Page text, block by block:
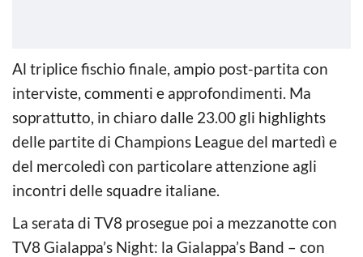
Al triplice fischio finale, ampio post-partita con
interviste, commenti e approfondimenti. Ma
soprattutto, in chiaro dalle 23.00 gli highlights
delle partite di Champions League del martedì e
del mercoledì con particolare attenzione agli
incontri delle squadre italiane.
La serata di TV8 prosegue poi a mezzanotte con
TV8 Gialappa’s Night: la Gialappa’s Band – con